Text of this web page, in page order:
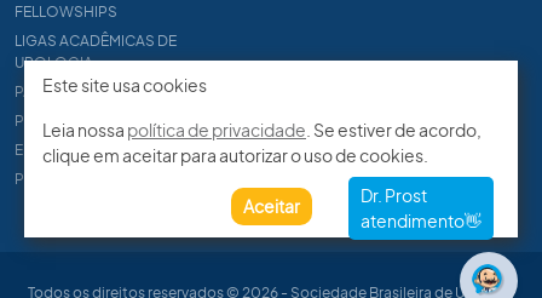
FELLOWSHIPS
LIGAS ACADÊMICAS DE
UROLOGIA
PAPER
PROCET
EDITAIS
PROGRAMA DE RESIDÊNCIA
Todos os direitos reservados © 2026 - Sociedade Brasileira de Urologia
Este site usa cookies
Leia nossa política de privacidade . Se estiver de acordo,
clique em aceitar para autorizar o uso de cookies.
Aceitar